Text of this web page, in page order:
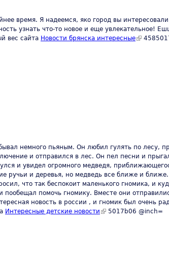
время. Я надеемся, яко город вы
узнать что-то новое и еще увлекательное!
вес сайта Новости брянска интересные(link is
немного пьяным. Он любил гулять по лесу,
и отправился в лес. Он пел песни и
и увидел огромного медведя,
ручьи и деревья, но медведь все ближе и
что так беспокоит маленького гномика, и
помочь гномику. Вместе они
новость в россии , и гномик был очень
Интересные детские новости (link is external)
5017b06 @inch=